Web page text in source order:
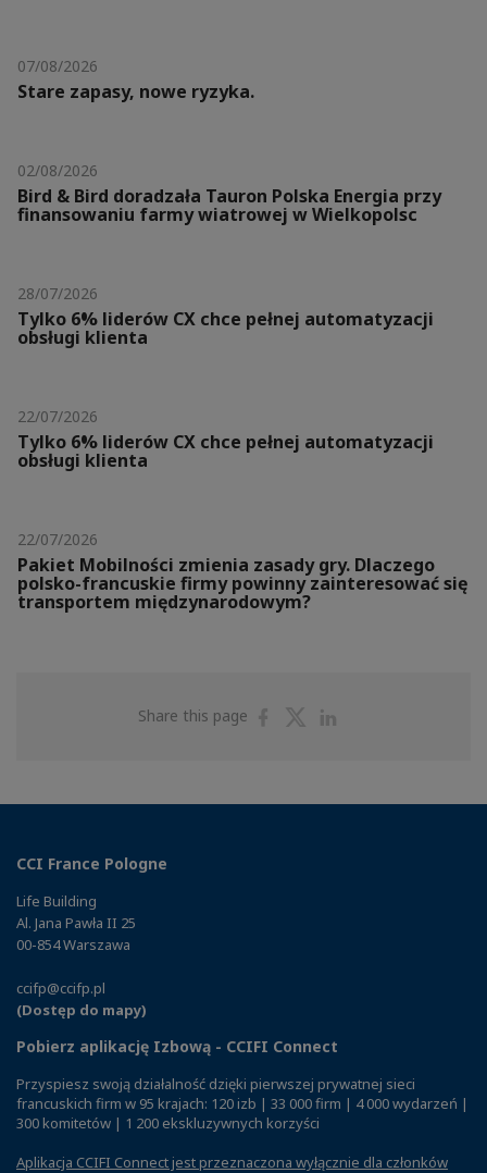
07/08/2026
Stare zapasy, nowe ryzyka.
02/08/2026
Bird & Bird doradzała Tauron Polska Energia przy
finansowaniu farmy wiatrowej w Wielkopolsc
28/07/2026
Tylko 6% liderów CX chce pełnej automatyzacji
obsługi klienta
22/07/2026
Tylko 6% liderów CX chce pełnej automatyzacji
obsługi klienta
22/07/2026
Pakiet Mobilności zmienia zasady gry. Dlaczego
polsko-francuskie firmy powinny zainteresować się
transportem międzynarodowym?
Share this page
ShareShare
CCI France Pologne
Life Building
Al. Jana Pawła II 25
00-854 Warszawa
ccifp@ccifp.pl
(Dostęp do mapy)
Pobierz aplikację Izbową - CCIFI Connect
Przyspiesz swoją działalność dzięki pierwszej prywatnej sieci
francuskich firm w 95 krajach: 120 izb | 33 000 firm | 4 000 wydarzeń |
300 komitetów | 1 200 ekskluzywnych korzyści
Aplikacja CCIFI Connect jest przeznaczona wyłącznie dla członków